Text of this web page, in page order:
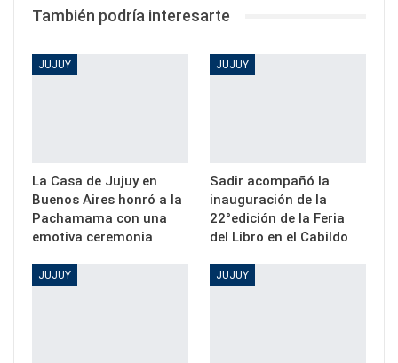
También podría interesarte
JUJUY
La Casa de Jujuy en
Buenos Aires honró a la
Pachamama con una
emotiva ceremonia
JUJUY
Sadir acompañó la
inauguración de la
22°edición de la Feria
del Libro en el Cabildo
JUJUY JUJUY